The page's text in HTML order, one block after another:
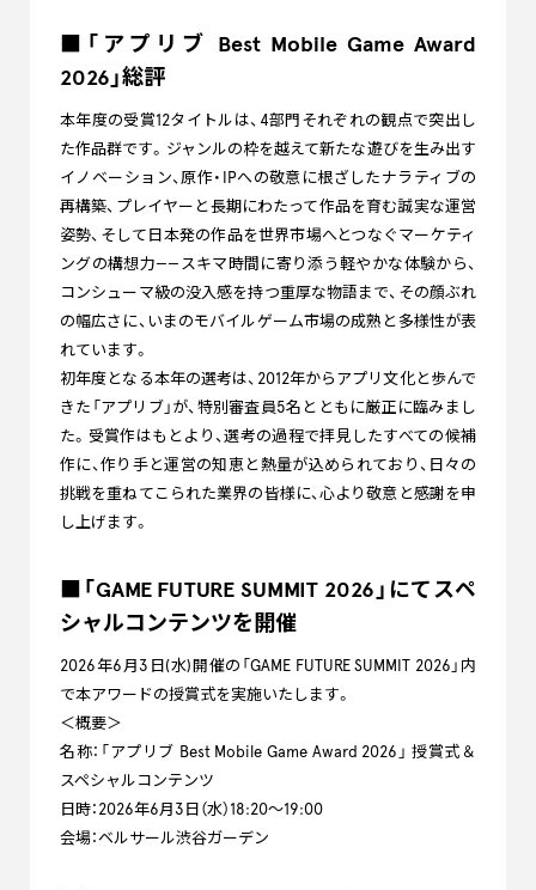
■「アプリブ Best Mobile Game Award
2026」総評
本年度の受賞12タイトルは、4部門それぞれの観点で突出し
た作品群です。ジャンルの枠を越えて新たな遊びを生み出す
イノベーション、原作・IPへの敬意に根ざしたナラティブの
再構築、プレイヤーと長期にわたって作品を育む誠実な運営
姿勢、そして日本発の作品を世界市場へとつなぐマーケティ
ングの構想力——スキマ時間に寄り添う軽やかな体験から、
コンシューマ級の没入感を持つ重厚な物語まで、その顔ぶれ
の幅広さに、いまのモバイルゲーム市場の成熟と多様性が表
れています。
初年度となる本年の選考は、2012年からアプリ文化と歩んで
きた「アプリブ」が、特別審査員5名とともに厳正に臨みまし
た。受賞作はもとより、選考の過程で拝見したすべての候補
作に、作り手と運営の知恵と熱量が込められており、日々の
挑戦を重ねてこられた業界の皆様に、心より敬意と感謝を申
し上げます。
■「GAME FUTURE SUMMIT 2026」にてスペ
シャルコンテンツを開催
2026年6月3日(水)開催の「GAME FUTURE SUMMIT 2026」内
で本アワードの授賞式を実施いたします。
＜概要＞
名称：「アプリブ Best Mobile Game Award 2026」 授賞式＆
スペシャルコンテンツ
日時：2026年6月3日（水）18:20～19:00
会場：ベルサール渋谷ガーデン